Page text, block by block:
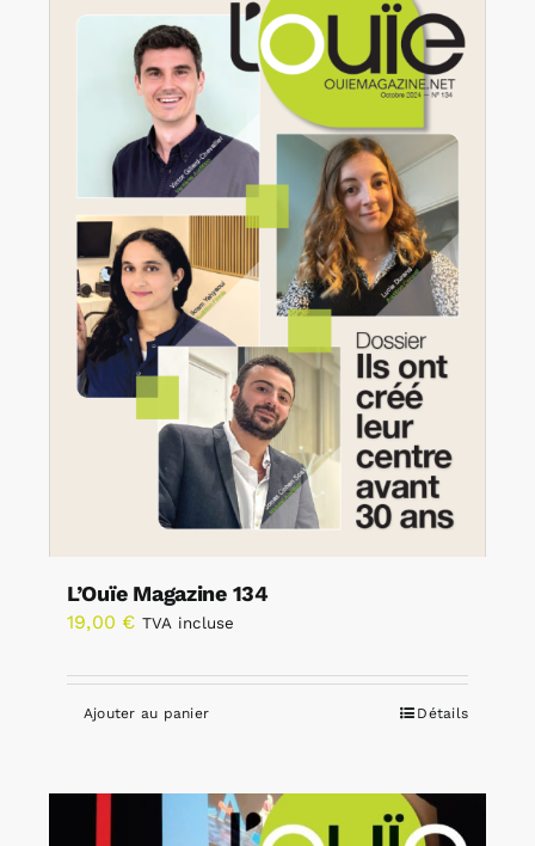
L’Ouïe Magazine 134
19,00 € TVA incluse
Ajouter au panier Détails